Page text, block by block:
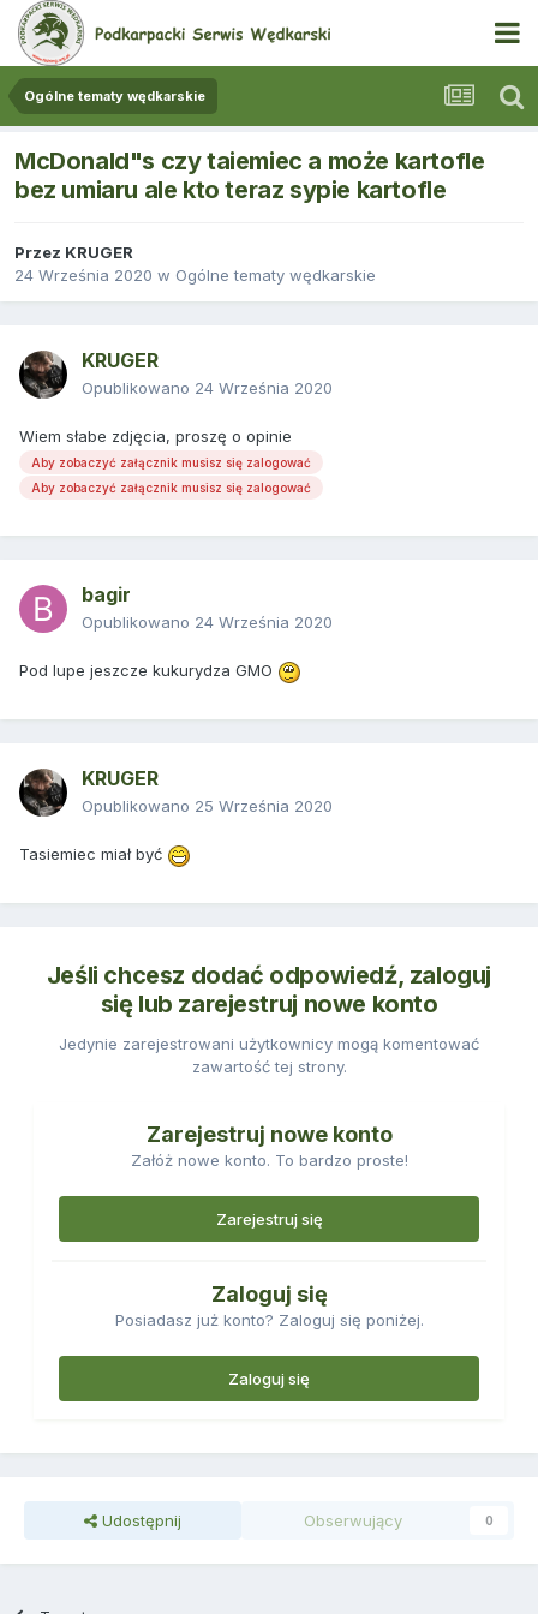
Ogólne tematy wędkarskie
McDonald"s czy taiemiec a może kartofle
bez umiaru ale kto teraz sypie kartofle
Przez KRUGER
24 Września 2020 w Ogólne tematy wędkarskie
KRUGER
Opublikowano 24 Września 2020
Wiem słabe zdjęcia, proszę o opinie
Aby zobaczyć załącznik musisz się zalogować
Aby zobaczyć załącznik musisz się zalogować
bagir
Opublikowano 24 Września 2020
Pod lupe jeszcze kukurydza GMO
KRUGER
Opublikowano 25 Września 2020
Tasiemiec miał być
Jeśli chcesz dodać odpowiedź, zaloguj
się lub zarejestruj nowe konto
Jedynie zarejestrowani użytkownicy mogą komentować
zawartość tej strony.
Zarejestruj nowe konto
Załóż nowe konto. To bardzo proste!
Zarejestruj się
Zaloguj się
Posiadasz już konto? Zaloguj się poniżej.
Zaloguj się
Udostępnij Obserwujący 0